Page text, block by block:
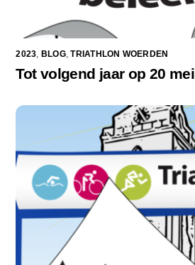
2023 BLOG,TRIATHLON WOERDEN
Tot volgend jaar op 20 mei